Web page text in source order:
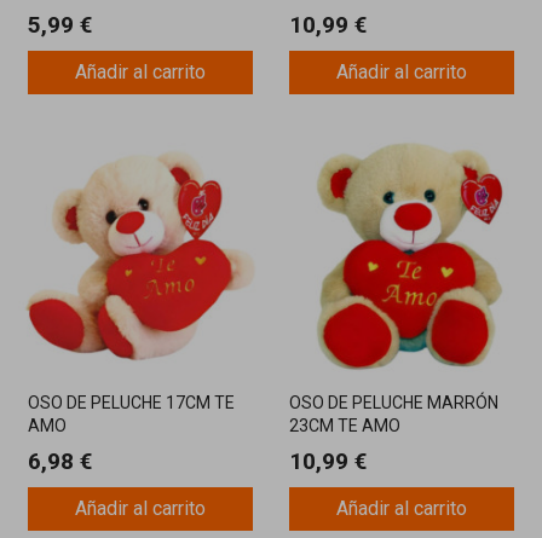
5,99 €
Añadir al carrito
10,99 €
Añadir al carrito
OSO DE PELUCHE 17CM TE
AMO
6,98 €
Añadir al carrito
OSO DE PELUCHE MARRÓN
23CM TE AMO
10,99 €
Añadir al carrito